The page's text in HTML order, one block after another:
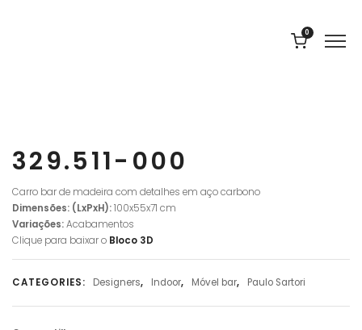
0
329.511-000
Carro bar de madeira com detalhes em aço carbono
Dimensões: (LxPxH):100x55x71 cm
Variações:Acabamentos
Clique para baixar o Bloco 3D
CATEGORIES: Designers, Indoor, Móvel bar, Paulo Sartori